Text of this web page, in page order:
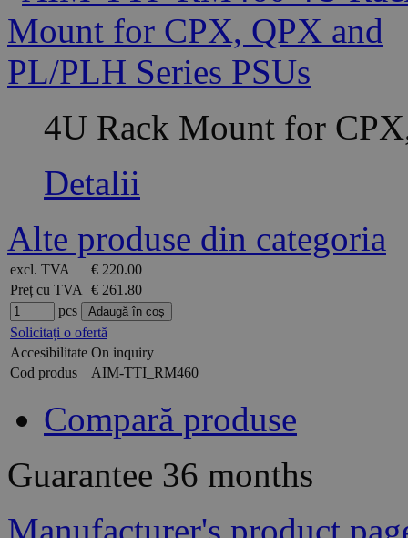
4U Rack Mount for
Detalii
Alte produse din categoria
excl. TVA
€ 220.00
Preț cu TVA € 261.80
pcs
Solicitați o ofertă
Accesibilitate On inquiry
Cod produs
AIM-TTI_RM460
Compară produse
Guarantee 36 months